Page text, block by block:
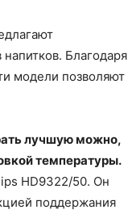
Благодаря
модели позволяют
лучшую можно,
температуры.
HD9322/50. Он
поддержания